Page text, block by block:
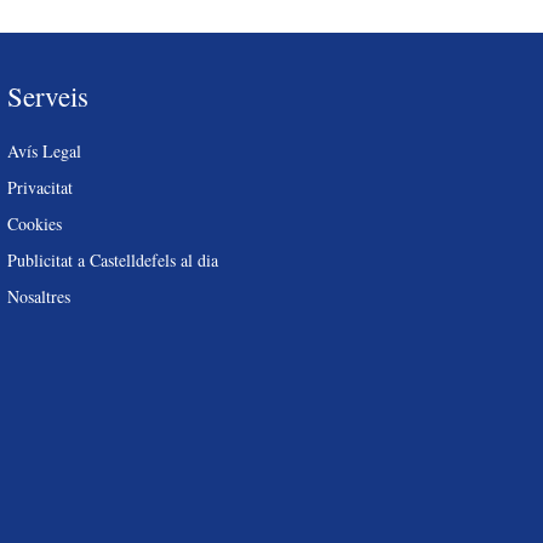
Serveis
Avís Legal
Privacitat
Cookies
Publicitat a Castelldefels al dia
Nosaltres